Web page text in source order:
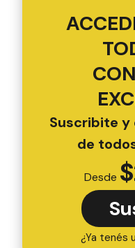
Suscribite y
de
Desde $
¿Ya tenés